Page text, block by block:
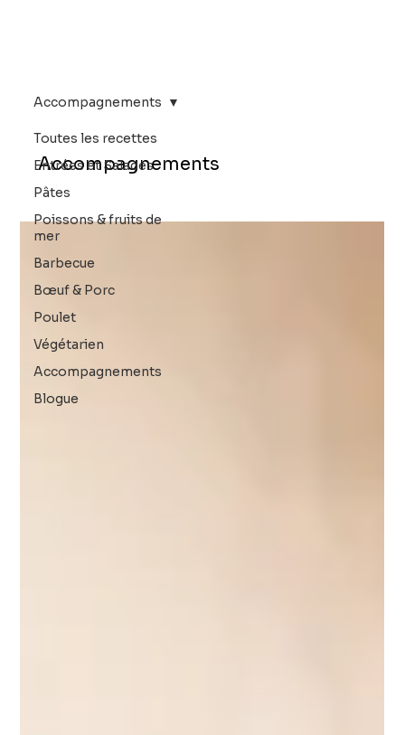
Toutes les recettes
Entrées et Salades
Pâtes
Poissons & fruits de
mer
Barbecue
Bœuf & Porc
Poulet
Végétarien
Accompagnements
Blogue
Accompagnements
Accompagnements